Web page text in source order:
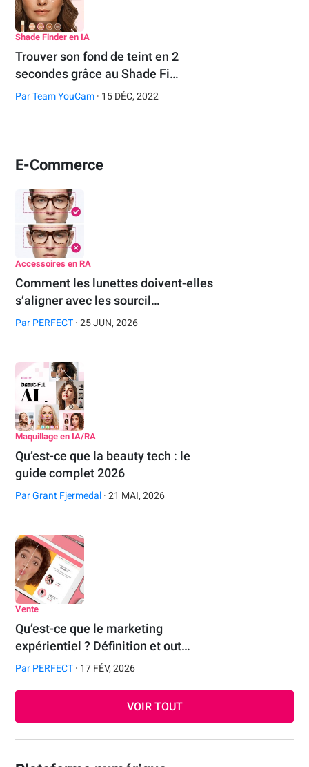
Shade Finder en IA
Trouver son fond de teint en 2
secondes grâce au Shade Fi…
ParTeam YouCam · 15 DÉC, 2022
E-Commerce
Accessoires en RA
Comment les lunettes doivent-elles
s’aligner avec les sourcil…
Par PERFECT · 25 JUN, 2026
Maquillage en IA/RA
Qu’est-ce que la beauty tech : le
guide complet 2026
ParGrant Fjermedal · 21 MAI, 2026
Vente
Qu’est-ce que le marketing
expérientiel ? Définition et out…
Par PERFECT · 17 FÉV, 2026
VOIR TOUT